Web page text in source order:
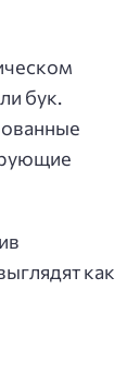
бук.
как